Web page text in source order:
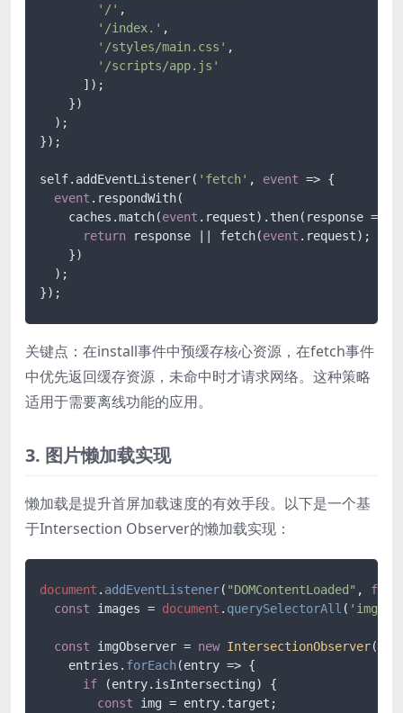
'/' ,
'/index.' ,
'/styles/main.css' ,
'/scripts/app.js'
      ]);
    })
  );
});
self.addEventListener( 'fetch' , event => {
event .respondWith(
    caches.match(
event .request).then(response => {
return response || fetch(event .request);
    })
  );
关键点：在install事件中预缓存核心资源，在fetch事件
中优先返回缓存资源，未命中时才请求网络。这种策略
适用于需要离线功能的应用。
3. 图片懒加载实现
懒加载是提升首屏加载速度的有效手段。以下是一个基
于Intersection Observer的懒加载实现：
document . addEventListener( "DOMContentLoaded" ,
const images = document . querySelectorAll (
const imgObserver = new IntersectionObserver(
    entries.
forEach(entry => {
if (entry. isIntersecting) {
const img = entry. target ;